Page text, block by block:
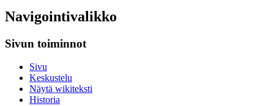
Navigointivalikko
Sivun toiminnot
Sivu
Keskustelu
Näytä wikiteksti
Historia